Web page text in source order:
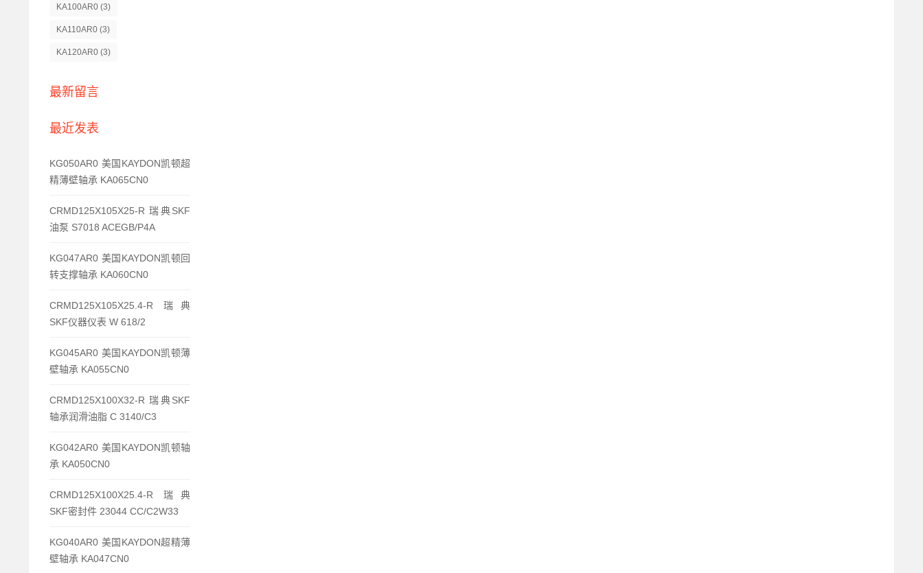
KA100AR0 (3)
KA110AR0 (3)
KA120AR0 (3)
最新留言
最近发表
KG050AR0 美国KAYDON凯顿超
精薄壁轴承 KA065CN0
CRMD125X105X25-R 瑞典SKF
油泵 S7018 ACEGB/P4A
KG047AR0 美国KAYDON凯顿回
转支撑轴承 KA060CN0
CRMD125X105X25.4-R 瑞典
SKF仪器仪表 W 618/2
KG045AR0 美国KAYDON凯顿薄
壁轴承 KA055CN0
CRMD125X100X32-R 瑞典SKF
轴承润滑油脂 C 3140/C3
KG042AR0 美国KAYDON凯顿轴
承 KA050CN0
CRMD125X100X25.4-R 瑞典
SKF密封件 23044 CC/C2W33
KG040AR0 美国KAYDON超精薄
壁轴承 KA047CN0